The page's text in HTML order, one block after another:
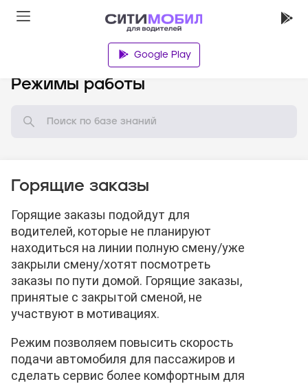
Google Play
Режимы работы
Горящие заказы
Горящие заказы подойдут для
водителей, которые не планируют
находиться на линии полную смену/уже
закрыли смену/хотят посмотреть
заказы по пути домой. Горящие заказы,
принятые с закрытой сменой, не
участвуют в мотивациях.
Режим позволяем повысить скорость
подачи автомобиля для пассажиров и
сделать сервис более комфортным для